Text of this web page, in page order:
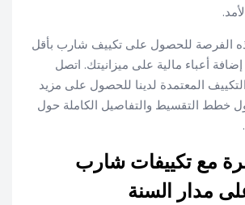
الفرصة للحصول على تكييف شارب بأقل
أعباء مالية على ميزانيتك. اتصل
المعتمدة لدينا للحصول على مزيد
خطط التقسيط والتفاصيل الكاملة حول
مع تكييفات شارب
مدار السنة